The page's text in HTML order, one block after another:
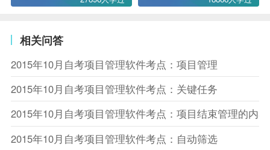
相关问答
2015年10月自考项目管理软件考点：项目管理
2015年10月自考项目管理软件考点：关键任务
2015年10月自考项目管理软件考点：项目结束管理的内容
2015年10月自考项目管理软件考点：自动筛选